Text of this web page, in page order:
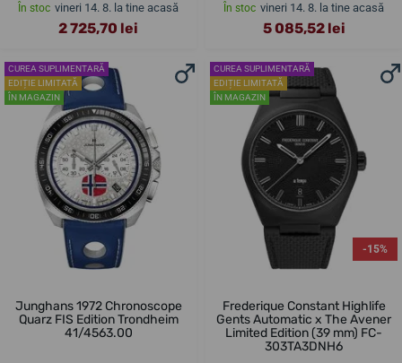
În stoc vineri 14. 8. la tine acasă
2 725,70 lei
În stoc vineri 14. 8. la tine acasă
5 085,52 lei
CUREA SUPLIMENTARĂ
EDIȚIE LIMITATĂ
ÎN MAGAZIN
Junghans 1972 Chronoscope
Quarz FIS Edition Trondheim
41/4563.00
CUREA SUPLIMENTARĂ
EDIȚIE LIMITATĂ
ÎN MAGAZIN
-15%
Frederique Constant Highlife
Gents Automatic x The Avener
Limited Edition (39 mm) FC-
303TA3DNH6